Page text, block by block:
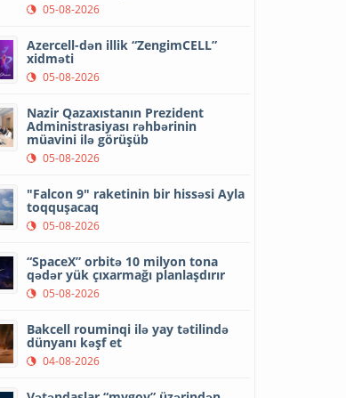
05-08-2026
Azercell-dən illik “ZengimCELL”
xidməti
05-08-2026
Nazir Qazaxıstanın Prezident
Administrasiyası rəhbərinin
müavini ilə görüşüb
05-08-2026
"Falcon 9" raketinin bir hissəsi Ayla
toqquşacaq
05-08-2026
“SpaceX” orbitə 10 milyon tona
qədər yük çıxarmağı planlaşdırır
05-08-2026
Bakcell rouminqi ilə yay tətilində
dünyanı kəşf et
04-08-2026